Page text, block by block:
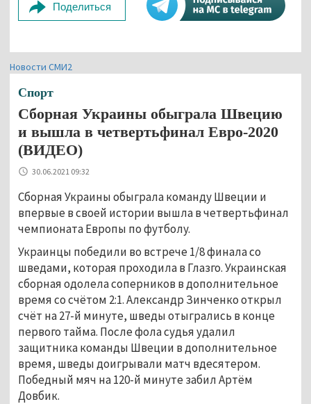
Поделиться
Новости СМИ2
Спорт
Сборная Украины обыграла Швецию
и вышла в четвертьфинал Евро-2020
(ВИДЕО)
30.06.2021 09:32
Сборная Украины обыграла команду Швеции и
впервые в своей истории вышла в четвертьфинал
чемпионата Европы по футболу.
Украинцы победили во встрече 1/8 финала со
шведами, которая проходила в Глазго. Украинская
сборная одолела соперников в дополнительное
время со счётом 2:1. Александр Зинченко открыл
счёт на 27-й минуте, шведы отыгрались в конце
первого тайма. После фола судья удалил
защитника команды Швеции в дополнительное
время, шведы доигрывали матч вдесятером.
Победный мяч на 120-й минуте забил Артём
Довбик.